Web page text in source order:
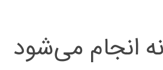
انجام می‌شود